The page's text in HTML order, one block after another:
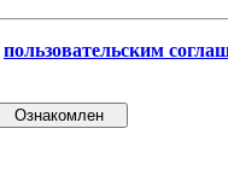
пользовательским
Ознакомлен